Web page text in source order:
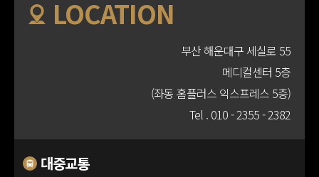
100m
LOCATION
부산 해운대구 세실로 55
메디컬센터 5층
(좌동 홈플러스 익스프레스 5층)
Tel . 010 - 2355 - 2382
대중교통